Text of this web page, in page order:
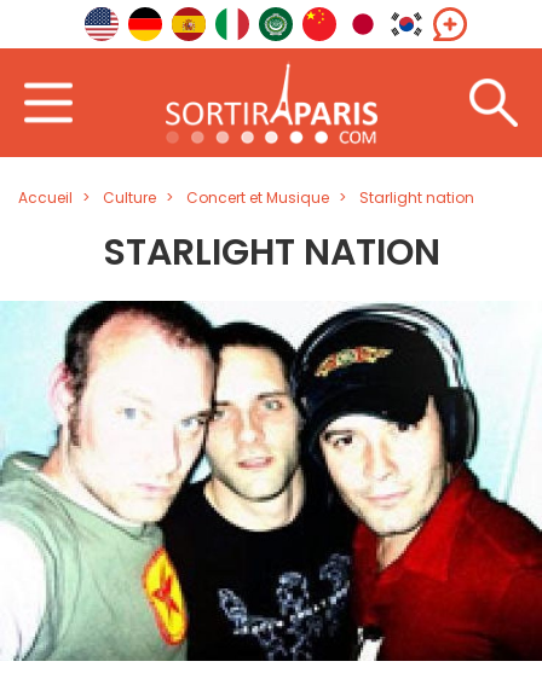
Accueil Culture Concert et Musique Starlight nation
STARLIGHT NATION